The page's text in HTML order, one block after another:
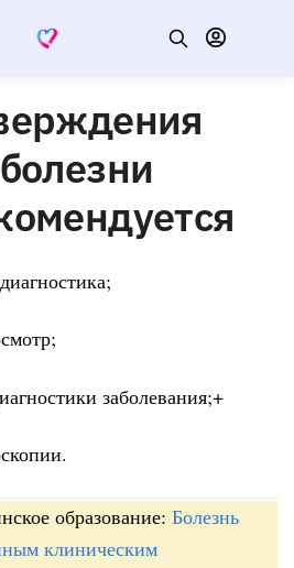
заболевания;+
образование: Болезнь
клиническим